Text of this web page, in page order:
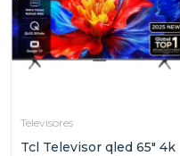
Televisores
Tcl Televisor qled 65" 4k